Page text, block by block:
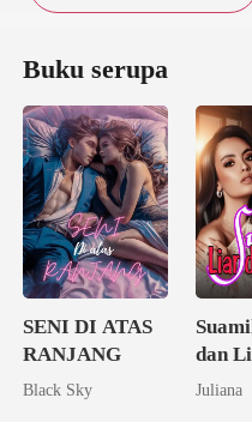
Buku serupa
SENI DI ATAS
RANJANG
Black Sky
dan
Juliana